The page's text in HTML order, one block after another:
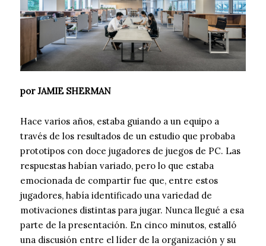
por JAMIE SHERMAN
Hace varios años, estaba guiando a un equipo a
través de los resultados de un estudio que probaba
prototipos con doce jugadores de juegos de PC. Las
respuestas habían variado, pero lo que estaba
emocionada de compartir fue que, entre estos
jugadores, había identificado una variedad de
motivaciones distintas para jugar. Nunca llegué a esa
parte de la presentación. En cinco minutos, estalló
una discusión entre el líder de la organización y su